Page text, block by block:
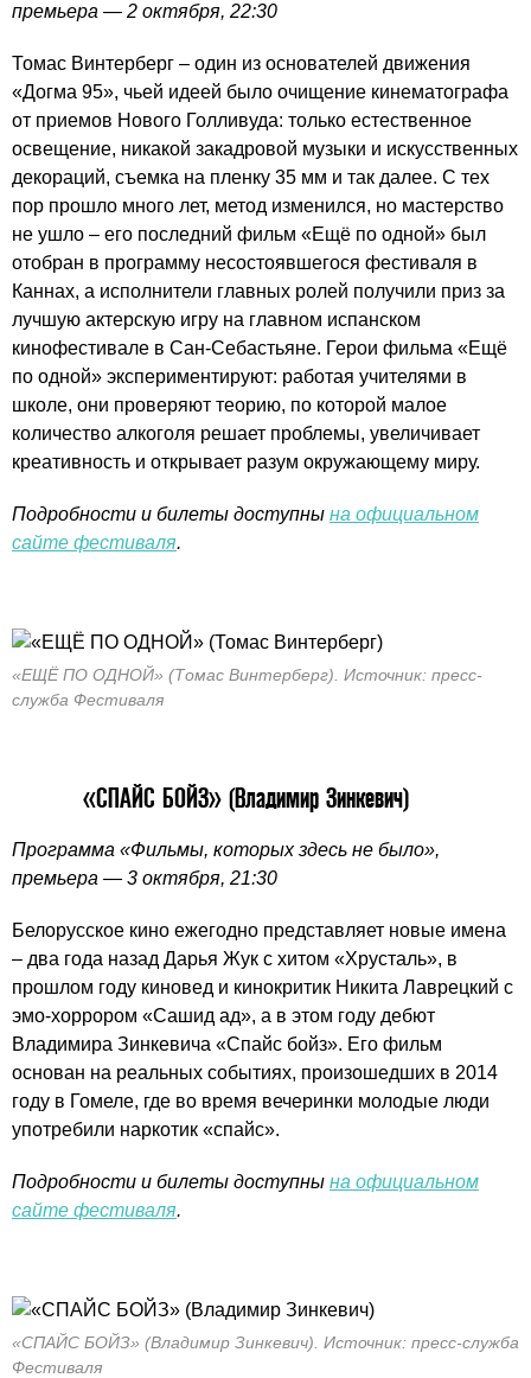
премьера — 2 октября, 22:30
Томас Винтерберг – один из основателей движения
«Догма 95», чьей идеей было очищение кинематографа
от приемов Нового Голливуда: только естественное
освещение, никакой закадровой музыки и искусственных
декораций, съемка на пленку 35 мм и так далее. С тех
пор прошло много лет, метод изменился, но мастерство
не ушло – его последний фильм «Ещё по одной» был
отобран в программу несостоявшегося фестиваля в
Каннах, а исполнители главных ролей получили приз за
лучшую актерскую игру на главном испанском
кинофестивале в Сан-Себастьяне. Герои фильма «Ещё
по одной» экспериментируют: работая учителями в
школе, они проверяют теорию, по которой малое
количество алкоголя решает проблемы, увеличивает
креативность и открывает разум окружающему миру.
Подробности и билеты доступны на официальном
сайте фестиваля.
«ЕЩЁ ПО ОДНОЙ» (Томас Винтерберг). Источник: пресс-
служба Фестиваля
«СПАЙС БОЙЗ» (Владимир Зинкевич)
Программа «Фильмы, которых здесь не было»,
премьера — 3 октября, 21:30
Белорусское кино ежегодно представляет новые имена
– два года назад Дарья Жук с хитом «Хрусталь», в
прошлом году киновед и кинокритик Никита Лаврецкий с
эмо-хоррором «Сашид ад», а в этом году дебют
Владимира Зинкевича «Спайс бойз». Его фильм
основан на реальных событиях, произошедших в 2014
году в Гомеле, где во время вечеринки молодые люди
употребили наркотик «спайс».
Подробности и билеты доступны на официальном
сайте фестиваля.
«СПАЙС БОЙЗ» (Владимир Зинкевич). Источник: пресс-служба
Фестиваля